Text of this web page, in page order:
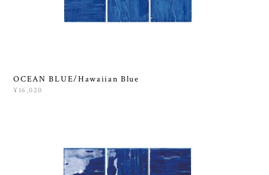
OCEAN BLUE/Hawaiian Blue
¥16,020